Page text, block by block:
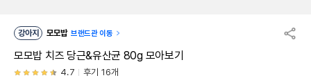
강아지 모모밥 브랜드관 이동
모모밥 치즈 당근&유산균 80g 모아보기
4.7 후기 16개